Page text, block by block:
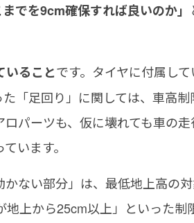
までを9cm確保すれば良いのか」
いることです。タイヤに付属し
「足回り」に関しては、車高制
パーツも、仮に壊れても車の走
います。
ない部分」は、最低地上高の対
上から25cm以上」といった制